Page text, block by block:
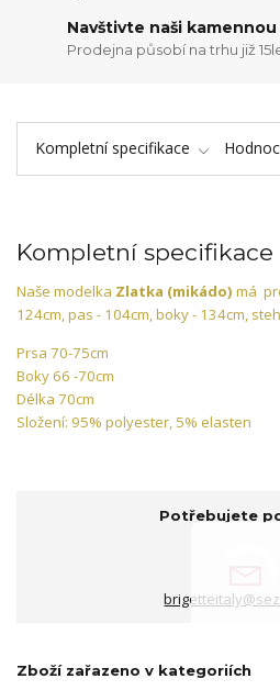
Navštivte naši
Prodejna působí na trhu již
Kompletní specifikace
Kompletní specifikace
Naše modelka Zlatka (mikádo) má
124cm, pas - 104cm, boky - 134cm,
Prsa 70-75cm
Boky 66 -70cm
Délka 70cm
Složení: 95% polyester, 5% elasten
Potřebujete
Zboží zařazeno v kategoriích